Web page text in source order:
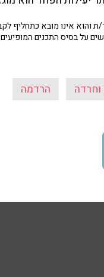
אינו מובא כתחליף
על בסיס התכנים
וחרדה הרדמה